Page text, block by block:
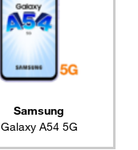
Samsung
Galaxy A54 5G